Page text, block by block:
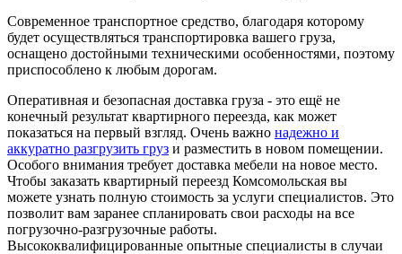
Современное транспортное средство, благодаря которому
будет осуществляться транспортировка вашего груза,
оснащено достойными техническими особенностями, поэтому
приспособлено к любым дорогам.
Оперативная и безопасная доставка груза - это ещё не
конечный результат квартирного переезда, как может
показаться на первый взгляд. Очень важно надежно и
аккуратно разгрузить груз и разместить в новом помещении.
Особого внимания требует доставка мебели на новое место.
Чтобы заказать квартирный переезд Комсомольская вы
можете узнать полную стоимость за услуги специалистов. Это
позволит вам заранее спланировать свои расходы на все
погрузочно-разгрузочные работы.
Высококвалифицированные опытные специалисты в случаи